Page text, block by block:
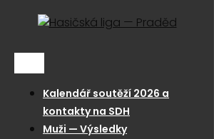
Kalendář soutěží 2026 a
kontakty na SDH
Muži — Výsledky